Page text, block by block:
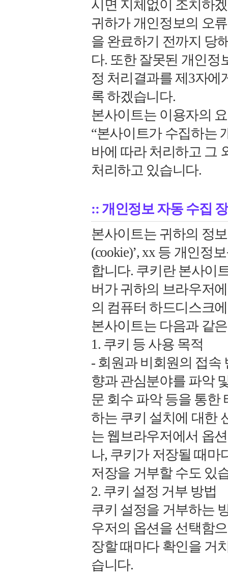
시면 지체없이 조치하
귀하가 개인정보의 오
을 완료하기 전까지 당
다. 또한 잘못된 개인정
정 처리결과를 제3자에
록 하겠습니다.
본사이트는 이용자의
“본사이트가 수집하는
바에 따라 처리하고 그
처리하고 있습니다.
:: 개인정보 자동 수집
본사이트는 귀하의 정
(cookie)’, xx 등 개인정
합니다. 쿠키란 본사이
버가 귀하의 브라우저
의 컴퓨터 하드디스크
본사이트는 다음과 같
1. 쿠키 등 사용 목적
- 회원과 비회원의 접속
향과 관심분야를 파악
문 회수 파악 등을 통한
하는 쿠키 설치에 대한
는 웹브라우저에서 옵
나, 쿠키가 저장될 때마
저장을 거부할 수도 있
2. 쿠키 설정 거부 방법
쿠키 설정을 거부하는
우저의 옵션을 선택함
장할 때마다 확인을 거
습니다.